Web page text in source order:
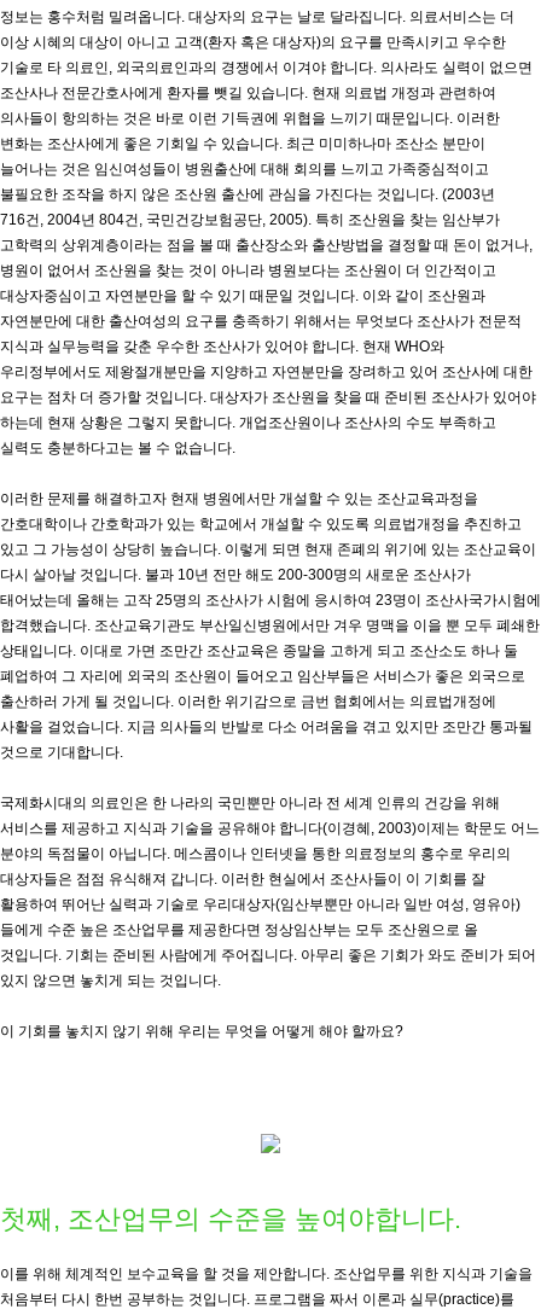
정보는 홍수처럼 밀려옵니다. 대상자의 요구는 날로 달라집니다. 의료서비스는 더
이상 시혜의 대상이 아니고 고객(환자 혹은 대상자)의 요구를 만족시키고 우수한
기술로 타 의료인, 외국의료인과의 경쟁에서 이겨야 합니다. 의사라도 실력이 없으면
조산사나 전문간호사에게 환자를 뺏길 있습니다. 현재 의료법 개정과 관련하여
의사들이 항의하는 것은 바로 이런 기득권에 위협을 느끼기 때문입니다. 이러한
변화는 조산사에게 좋은 기회일 수 있습니다. 최근 미미하나마 조산소 분만이
늘어나는 것은 임신여성들이 병원출산에 대해 회의를 느끼고 가족중심적이고
불필요한 조작을 하지 않은 조산원 출산에 관심을 가진다는 것입니다. (2003년
716건, 2004년 804건, 국민건강보험공단, 2005). 특히 조산원을 찾는 임산부가
고학력의 상위계층이라는 점을 볼 때 출산장소와 출산방법을 결정할 때 돈이 없거나,
병원이 없어서 조산원을 찾는 것이 아니라 병원보다는 조산원이 더 인간적이고
대상자중심이고 자연분만을 할 수 있기 때문일 것입니다. 이와 같이 조산원과
자연분만에 대한 출산여성의 요구를 충족하기 위해서는 무엇보다 조산사가 전문적
지식과 실무능력을 갖춘 우수한 조산사가 있어야 합니다. 현재 WHO와
우리정부에서도 제왕절개분만을 지양하고 자연분만을 장려하고 있어 조산사에 대한
요구는 점차 더 증가할 것입니다. 대상자가 조산원을 찾을 때 준비된 조산사가 있어야
하는데 현재 상황은 그렇지 못합니다. 개업조산원이나 조산사의 수도 부족하고
실력도 충분하다고는 볼 수 없습니다.
이러한 문제를 해결하고자 현재 병원에서만 개설할 수 있는 조산교육과정을
간호대학이나 간호학과가 있는 학교에서 개설할 수 있도록 의료법개정을 추진하고
있고 그 가능성이 상당히 높습니다. 이렇게 되면 현재 존폐의 위기에 있는 조산교육이
다시 살아날 것입니다. 불과 10년 전만 해도 200-300명의 새로운 조산사가
태어났는데 올해는 고작 25명의 조산사가 시험에 응시하여 23명이 조산사국가시험에
합격했습니다. 조산교육기관도 부산일신병원에서만 겨우 명맥을 이을 뿐 모두 폐쇄한
상태입니다. 이대로 가면 조만간 조산교육은 종말을 고하게 되고 조산소도 하나 둘
폐업하여 그 자리에 외국의 조산원이 들어오고 임산부들은 서비스가 좋은 외국으로
출산하러 가게 될 것입니다. 이러한 위기감으로 금번 협회에서는 의료법개정에
사활을 걸었습니다. 지금 의사들의 반발로 다소 어려움을 겪고 있지만 조만간 통과될
것으로 기대합니다.
국제화시대의 의료인은 한 나라의 국민뿐만 아니라 전 세계 인류의 건강을 위해
서비스를 제공하고 지식과 기술을 공유해야 합니다(이경혜, 2003)이제는 학문도 어느
분야의 독점물이 아닙니다. 메스콤이나 인터넷을 통한 의료정보의 홍수로 우리의
대상자들은 점점 유식해져 갑니다. 이러한 현실에서 조산사들이 이 기회를 잘
활용하여 뛰어난 실력과 기술로 우리대상자(임산부뿐만 아니라 일반 여성, 영유아)
들에게 수준 높은 조산업무를 제공한다면 정상임산부는 모두 조산원으로 올
것입니다. 기회는 준비된 사람에게 주어집니다. 아무리 좋은 기회가 와도 준비가 되어
있지 않으면 놓치게 되는 것입니다.
이 기회를 놓치지 않기 위해 우리는 무엇을 어떻게 해야 할까요?
첫째, 조산업무의 수준을 높여야합니다.
이를 위해 체계적인 보수교육을 할 것을 제안합니다. 조산업무를 위한 지식과 기술을
처음부터 다시 한번 공부하는 것입니다. 프로그램을 짜서 이론과 실무(practice)를